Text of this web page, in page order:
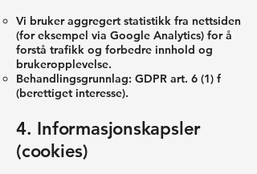
Vi bruker aggregert statistikk fra nettsiden
(for eksempel via Google Analytics) for å
forstå trafikk og forbedre innhold og
brukeropplevelse.
Behandlingsgrunnlag: GDPR art. 6 (1) f
(berettiget interesse).
4. Informasjonskapsler
(cookies)